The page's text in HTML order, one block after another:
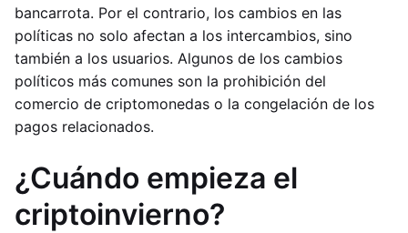
bancarrota. Por el contrario, los cambios en las
políticas no solo afectan a los intercambios, sino
también a los usuarios. Algunos de los cambios
políticos más comunes son la prohibición del
comercio de criptomonedas o la congelación de los
pagos relacionados.
¿Cuándo empieza el
criptoinvierno?